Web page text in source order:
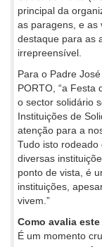
principal da
as paragens, e as
destaque para as
irrepreensível.
Para o Padre
PORTO, “a Festa
o sector solidário
Instituições de
atenção para a
Tudo isto
diversas
ponto de vista, é
instituições,
vivem.”
Como avalia
É um momento